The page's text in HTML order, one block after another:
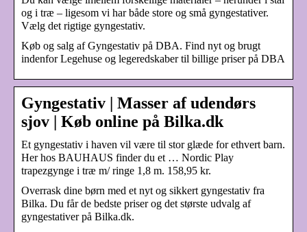
og i træ – ligesom vi har både store og små gyngestativer.
Vælg det rigtige gyngestativ.
Køb og salg af Gyngestativ på DBA. Find nyt og brugt
indenfor Legehuse og legeredskaber til billige priser på DBA
Gyngestativ | Masser af udendørs
sjov | Køb online på Bilka.dk
Et gyngestativ i haven vil være til stor glæde for ethvert barn.
Her hos BAUHAUS finder du et … Nordic Play
trapezgynge i træ m/ ringe 1,8 m. 158,95 kr.
Overrask dine børn med et nyt og sikkert gyngestativ fra
Bilka. Du får de bedste priser og det største udvalg af
gyngestativer på Bilka.dk.